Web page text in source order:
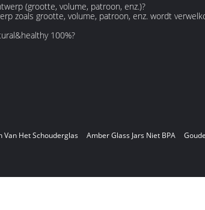
(grootte, volume, patroon, enz.)?
zoals grootte, volume, patroon, enz. wordt
100%?
Van Het Schouderglas Amber Glass Jars Niet BPA